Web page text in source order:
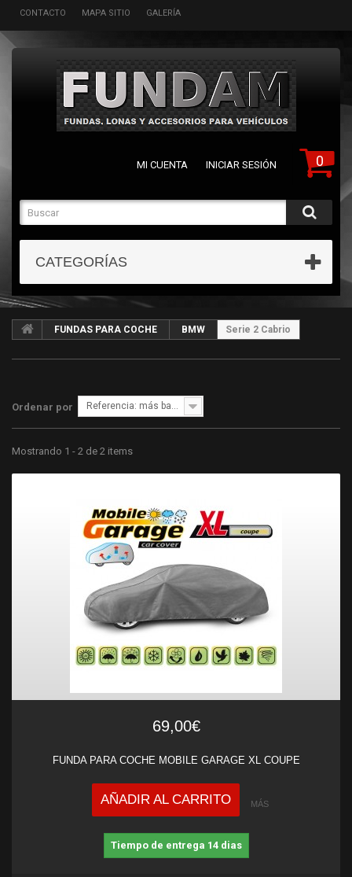
CONTACTO MAPA SITIO GALERÍA
0
MI CUENTA INICIAR SESIÓN
CATEGORÍAS
FUNDAS PARA COCHE BMW Serie 2 Cabrio
Ordenar por Referencia: más bajo primero
Mostrando 1 - 2 de 2 items
69,00€
FUNDA PARA COCHE MOBILE GARAGE XL COUPE
AÑADIR AL CARRITO MÁS
Tiempo de entrega 14 dias